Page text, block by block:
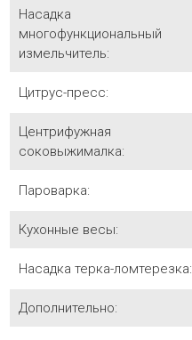
Насадка
многофункциональный
измельчитель:
Цитрус-пресс:
Центрифужная
соковыжималка:
Пароварка:
Кухонные весы:
Насадка терка-ломтерезка:
Дополнительно: